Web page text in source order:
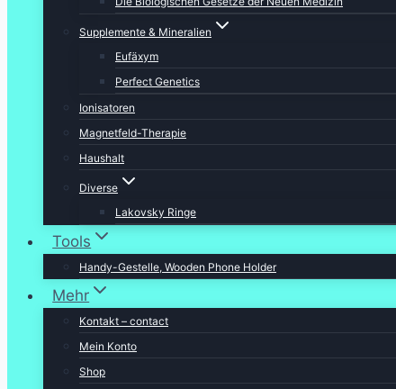
Supplemente & Mineralien
Eufäxym
Perfect Genetics
Ionisatoren
Magnetfeld-Therapie
Haushalt
Diverse
Lakovsky Ringe
Tools
Handy-Gestelle, Wooden Phone Holder
Mehr
Kontakt – contact
Mein Konto
Shop